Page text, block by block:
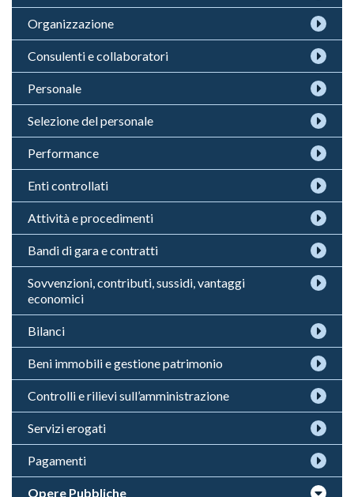
Organizzazione
Consulenti e collaboratori
Personale
Selezione del personale
Performance
Enti controllati
Attività e procedimenti
Bandi di gara e contratti
Sovvenzioni, contributi, sussidi, vantaggi
economici
Bilanci
Beni immobili e gestione patrimonio
Controlli e rilievi sull’amministrazione
Servizi erogati
Pagamenti
Opere Pubbliche